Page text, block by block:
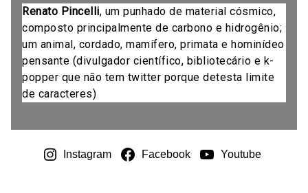
Renato Pincelli, um punhado de material cósmico,
composto principalmente de carbono e hidrogênio;
um animal, cordado, mamífero, primata e hominídeo
pensante (divulgador científico, bibliotecário e k-
popper que não tem twitter porque detesta limite
de caracteres)
Instagram Facebook Youtube